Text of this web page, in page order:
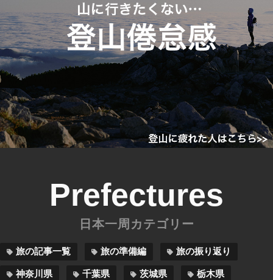
Prefectures
日本一周カテゴリー
旅の記事一覧 旅の準備編 旅の振り返り
神奈川県 千葉県 茨城県 栃木県